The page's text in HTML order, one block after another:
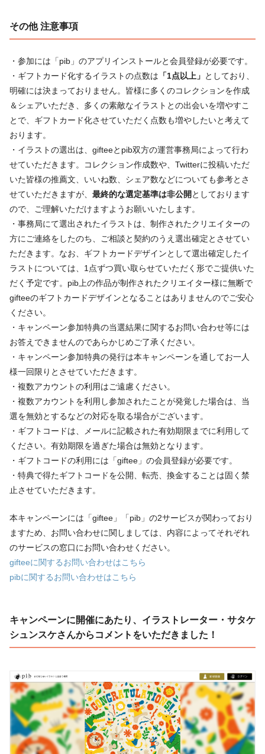
その他 注意事項
・参加には「pib」のアプリインストールと会員登録が必要です。
・ギフトカード化するイラストの点数は 「1点以上」 としており、
明確には決まっておりません。皆様に多くのコレクションを作成
＆シェアいただき、多くの素敵なイラストとの出会いを増やすこ
とで、ギフトカード化させていただく点数も増やしたいと考えて
おります。
・イラストの選出は、gifteeとpib双方の運営事務局によって行わ
せていただきます。コレクション作成数や、Twitterに投稿いただ
いた皆様の推薦文、いいね数、シェア数などについても参考とさ
せていただきますが、 最終的な選定基準は非公開 としております
ので、ご理解いただけますようお願いいたします。
・事務局にて選出されたイラストは、制作されたクリエイターの
方にご連絡をしたのち、ご相談と契約のうえ選出確定とさせてい
ただきます。なお、ギフトカードデザインとして選出確定したイ
ラストについては、1点ずつ買い取らせていただく形でご提供いた
だく予定です。pib上の作品が制作されたクリエイター様に無断で
gifteeのギフトカードデザインとなることはありませんのでご安心
ください。
・キャンペーン参加特典の当選結果に関するお問い合わせ等には
お答えできませんのであらかじめご了承ください。
・キャンペーン参加特典の発行は本キャンペーンを通してお一人
様一回限りとさせていただきます。
・複数アカウントの利用はご遠慮ください。
・複数アカウントを利用し参加されたことが発覚した場合は、当
選を無効とするなどの対応を取る場合がございます。
・ギフトコードは、メールに記載された有効期限までに利用して
ください。有効期限を過ぎた場合は無効となります。
・ギフトコードの利用には「giftee」の会員登録が必要です。
・特典で得たギフトコードを公開、転売、換金することは固く禁
止させていただきます。
本キャンペーンには「giftee」「pib」の2サービスが関わっており
ますため、お問い合わせに関しましては、内容によってそれぞれ
のサービスの窓口にお問い合わせください。
gifteeに関するお問い合わせはこちら
pibに関するお問い合わせはこちら
キャンペーンに開催にあたり、イラストレーター・サタケ
シュンスケさんからコメントをいただきました！